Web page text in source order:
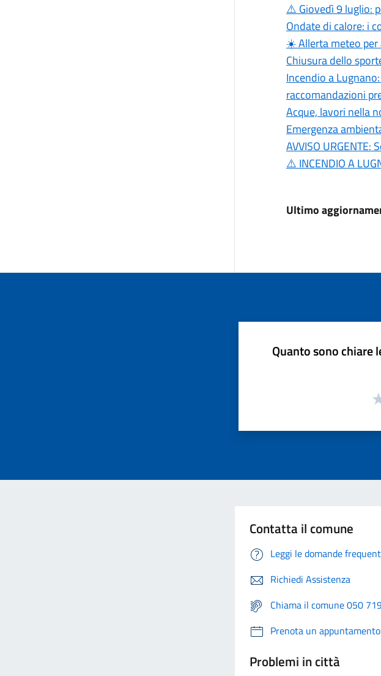
⚠️ Giovedì 9 luglio:
Ondate di calore: i
☀️ Allerta meteo per
Chiusura dello
Incendio a
raccomandazioni
Acque, lavori nella
Emergenza
AVVISO
⚠️ INCENDIO A
Ultimo
Quanto sono chiare
Contatta il comune
Leggi le domande
Richiedi Assistenza
Chiama il comune 050
Prenota un appuntamento
Problemi in città